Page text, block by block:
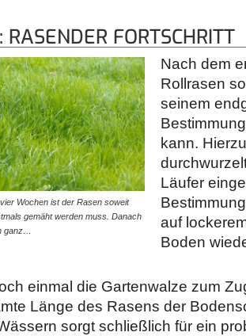
RASENDER FORTSCHRITT
Wochen ist der Rasen soweit
gemäht werden muss. Danach
ganz…
Nach dem
Rollrasen
seinem
kann.
Läufer
auf
Boden
einmal die Gartenwalze zum
Länge des Rasens der
sorgt schließlich für ein